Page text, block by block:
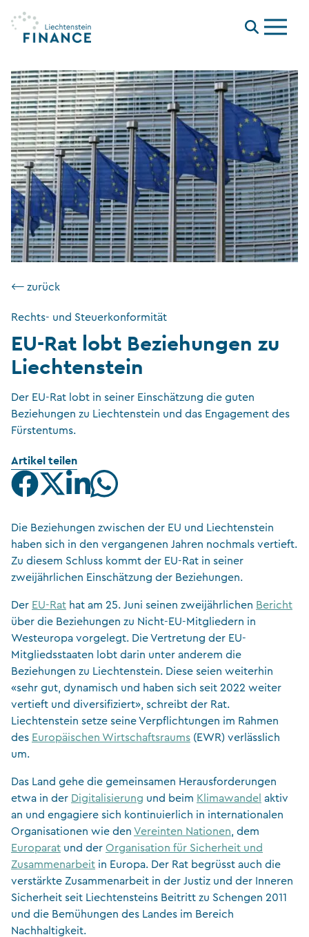
Menu
⟵ zurück
Rechts- und Steuerkonformität
EU-Rat lobt Beziehungen zu
Liechtenstein
Der EU-Rat lobt in seiner Einschätzung die guten
Beziehungen zu Liechtenstein und das Engagement des
Fürstentums.
Artikel teilen
Die Beziehungen zwischen der EU und Liechtenstein
haben sich in den vergangenen Jahren nochmals vertieft.
Zu diesem Schluss kommt der EU-Rat in seiner
zweijährlichen Einschätzung der Beziehungen.
Der EU-Rat hat am 25. Juni seinen zweijährlichen Bericht
über die Beziehungen zu Nicht-EU-Mitgliedern in
Westeuropa vorgelegt. Die Vertretung der EU-
Mitgliedsstaaten lobt darin unter anderem die
Beziehungen zu Liechtenstein. Diese seien weiterhin
«sehr gut, dynamisch und haben sich seit 2022 weiter
vertieft und diversifiziert», schreibt der Rat.
Liechtenstein setze seine Verpflichtungen im Rahmen
des Europäischen Wirtschaftsraums (EWR) verlässlich
um.
Das Land gehe die gemeinsamen Herausforderungen
etwa in der Digitalisierung und beim Klimawandel aktiv
an und engagiere sich kontinuierlich in internationalen
Organisationen wie den Vereinten Nationen , dem
Europarat und der Organisation für Sicherheit und
Zusammenarbeit in Europa. Der Rat begrüsst auch die
verstärkte Zusammenarbeit in der Justiz und der Inneren
Sicherheit seit Liechtensteins Beitritt zu Schengen 2011
und die Bemühungen des Landes im Bereich
Nachhaltigkeit.